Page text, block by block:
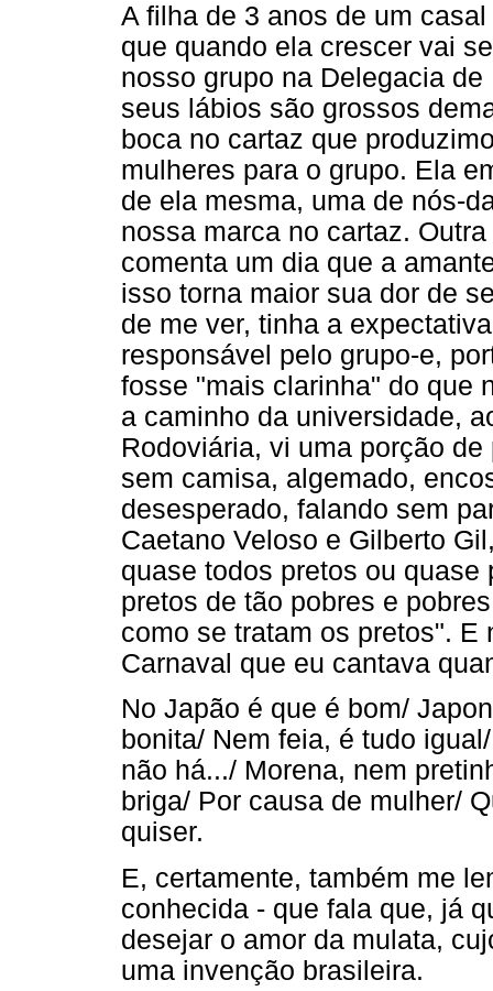
A filha de 3 anos de um
que quando ela crescer vai
nosso grupo na Delegacia
seus lábios são grossos
boca no cartaz que
mulheres para o grupo. Ela
de ela mesma, uma de nós-
nossa marca no cartaz.
comenta um dia que a
isso torna maior sua dor de
de me ver, tinha a
responsável pelo grupo-e,
fosse "mais clarinha" do que
a caminho da universidade,
Rodoviária, vi uma porção
sem camisa, algemado,
desesperado, falando sem
Caetano Veloso e Gilberto
quase todos pretos ou
pretos de tão pobres e
como se tratam os pretos".
Carnaval que eu cantava
No Japão é que é bom/
bonita/ Nem feia, é tudo
não há.../ Morena, nem
briga/ Por causa de mulher/
quiser.
E, certamente, também me
conhecida - que fala que, já
desejar o amor da mulata,
uma invenção brasileira.